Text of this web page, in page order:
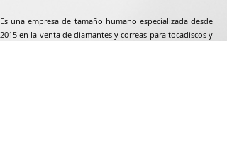
Es una empresa de tamaño humano especializada desde
2015 en la venta de diamantes y correas para tocadiscos y